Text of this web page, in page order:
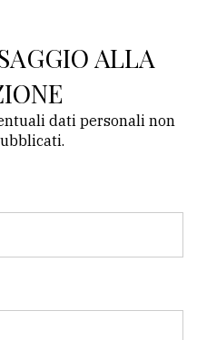
ALLA
dati personali non